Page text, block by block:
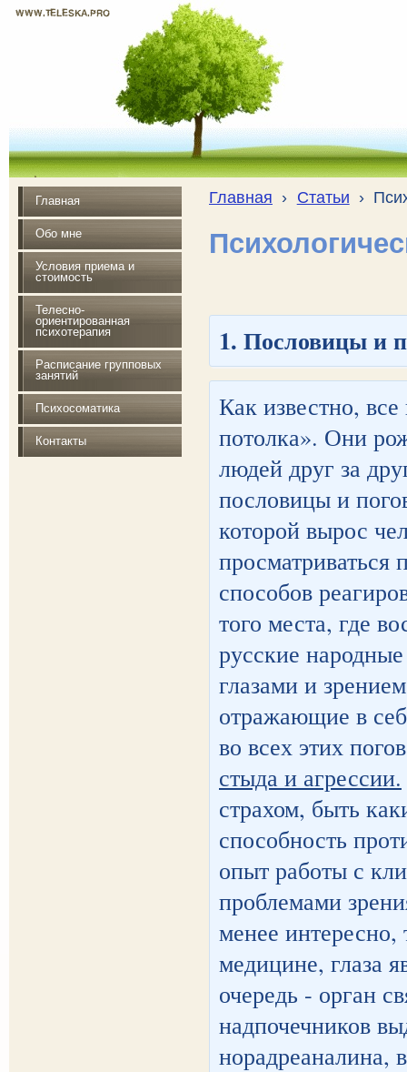
Почувствуй радость жизни
WWW.TELESKA.PRO
Главная
Обо мне
Условия приема и
стоимость
Телесно-
ориентированная
психотерапия
Расписание групповых
занятий
Психосоматика
Контакты
Главная › Статьи ›
1. Пословицы и
Как известно,
потолка». Они
людей друг за
пословицы и
которой вырос
просматриваться
способов
того места, где
русские
глазами и
отражающие в
во всех этих
стыда и агрессии.
страхом, быть
способность
опыт работы с
проблемами
менее интересно,
медицине, глаза
очередь - орган
надпочечников
норадреаналина,